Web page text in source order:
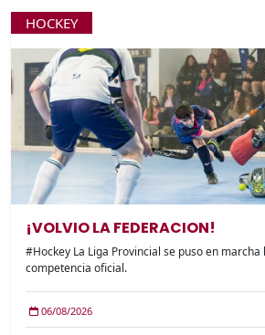
HOCKEY
¡VOLVIO LA FEDERACION!
#Hockey La Liga Provincial se puso en
competencia oficial.
06/08/2026